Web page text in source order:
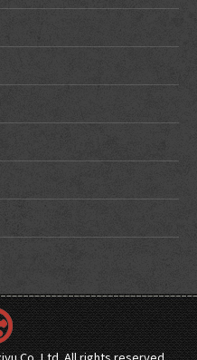
Co.,Ltd. All rights reserved.